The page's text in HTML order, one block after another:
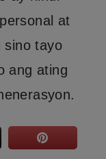
at
sino tayo
ang ating